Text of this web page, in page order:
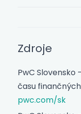
Zdroje
PwC Slovensko
času
pwc.com/sk